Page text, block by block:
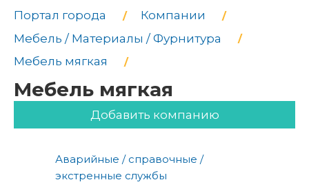
Портал города
Компании
Мебель / Материалы / Фурнитура
Мебель мягкая
Мебель мягкая
Добавить компанию
Аварийные / справочные /
экстренные службы